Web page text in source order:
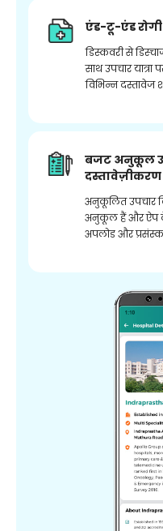
एंड-टू-एंड
डिस्कवरी से
साथ उपचार यात्रा
विभिन्न दस्तावेज
बजट अनुकूल
दस्तावेज़ीकरण
अनुकूलित उपचार
अनुकूल हैं और ऐप के
अपलोड और